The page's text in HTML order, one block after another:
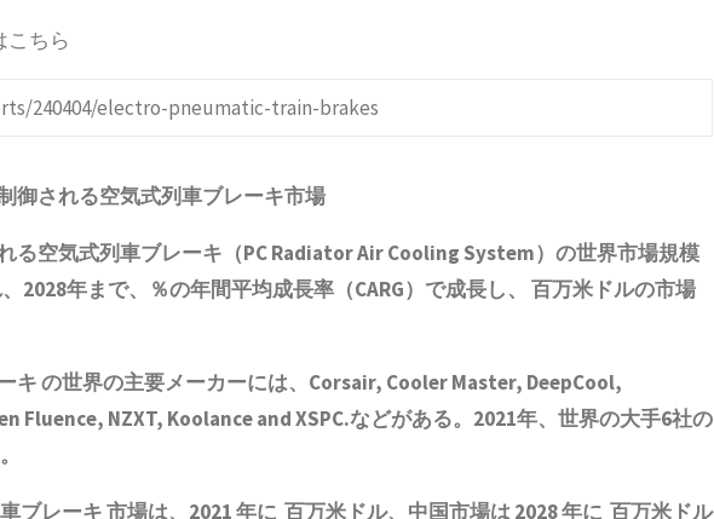
こちら
240404/electro-pneumatic-train-brakes
御される空気式列車ブレーキ市場
る空気式列車ブレーキ （PC Radiator Air Cooling System）の世界市場規模
2028年まで、％の年間平均成長率（CARG）で成長し、 百万米ドルの市場
キの世界の主要メーカーには、Corsair, Cooler Master, DeepCool,
Fluence, NZXT, Koolance and XSPC.などがある。2021年、世界の大手6社の
ブレーキ市場は、2021 年に 百万米ドル、中国市場は 2028 年に 百万米ドル